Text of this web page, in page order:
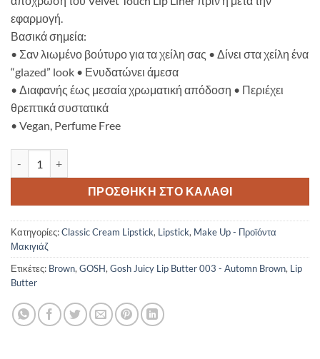
εφαρμογή.
Βασικά σημεία:
• Σαν λιωμένο βούτυρο για τα χείλη σας • Δίνει στα χείλη ένα
“glazed” look • Ενυδατώνει άμεσα
• Διαφανής έως μεσαία χρωματική απόδοση • Περιέχει
θρεπτικά συστατικά
• Vegan, Perfume Free
ΠΡΟΣΘΉΚΗ ΣΤΟ ΚΑΛΆΘΙ
Κατηγορίες:Classic Cream Lipstick, Lipstick, Make Up - Προϊόντα
Μακιγιάζ
Ετικέτες: Brown, GOSH, Gosh Juicy Lip Butter 003 - Automn Brown, Lip
Butter